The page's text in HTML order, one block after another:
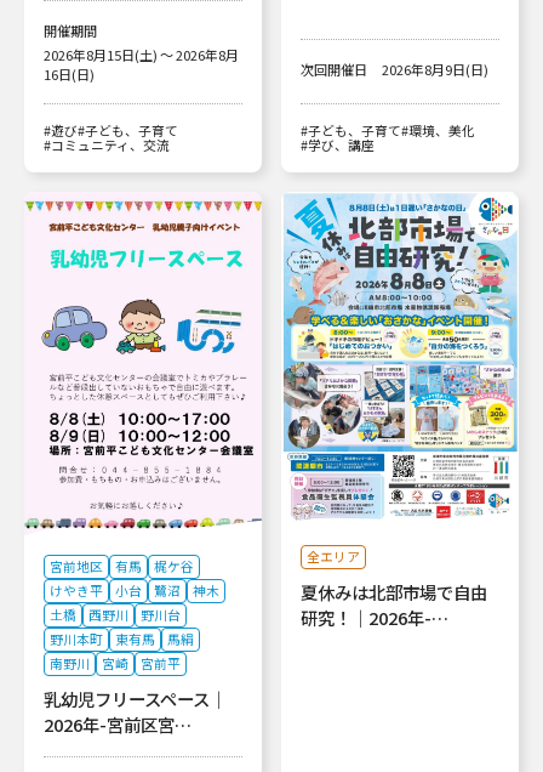
開催期間
2026年8月15日(土) ～ 2026年8月
16日(日)
#遊び#子ども、子育て
#コミュニティ、交流
次回開催日 2026年8月9日(日)
#子ども、子育て#環境、美化
#学び、講座
宮前地区 有馬
梶ケ谷
けやき平
小台 鷺沼
神木
土橋
西野川
野川台
野川本町
東有馬
馬絹
南野川
宮崎 宮前平
乳幼児フリースペース｜
2026年-宮前区宮…
全エリア
夏休みは北部市場で自由
研究！｜2026年-…